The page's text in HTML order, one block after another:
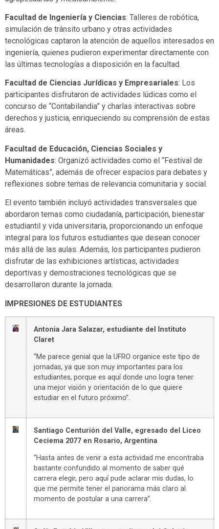
Facultad de Ingeniería y Ciencias: Talleres de robótica,
simulación de tránsito urbano y otras actividades
tecnológicas captaron la atención de aquellos interesados en
ingeniería, quienes pudieron experimentar directamente con
las últimas tecnologías a disposición en la facultad.
Facultad de Ciencias Jurídicas y Empresariales: Los
participantes disfrutaron de actividades lúdicas como el
concurso de “Contabilandia” y charlas interactivas sobre
derechos y justicia, enriqueciendo su comprensión de estas
áreas.
Facultad de Educación, Ciencias Sociales y
Humanidades: Organizó actividades como el “Festival de
Matemáticas”, además de ofrecer espacios para debates y
reflexiones sobre temas de relevancia comunitaria y social.
El evento también incluyó actividades transversales que
abordaron temas como ciudadanía, participación, bienestar
estudiantil y vida universitaria, proporcionando un enfoque
integral para los futuros estudiantes que desean conocer
más allá de las aulas. Además, los participantes pudieron
disfrutar de las exhibiciones artísticas, actividades
deportivas y demostraciones tecnológicas que se
desarrollaron durante la jornada.
IMPRESIONES DE ESTUDIANTES
Antonia Jara Salazar, estudiante del Instituto
Claret
“Me parece genial que la UFRO organice este tipo de
jornadas, ya que son muy importantes para los
estudiantes, porque es aquí donde uno logra tener
una mejor visión y orientación de lo que quiere
estudiar en el futuro próximo”.
Santiago Centurión del Valle, egresado del Liceo
Ceciema 2077 en Rosario, Argentina
“Hasta antes de venir a esta actividad me encontraba
bastante confundido al momento de saber qué
carrera elegir, pero aquí pude aclarar mis dudas, lo
que me permite tener el panorama más claro al
momento de postular a una carrera”.